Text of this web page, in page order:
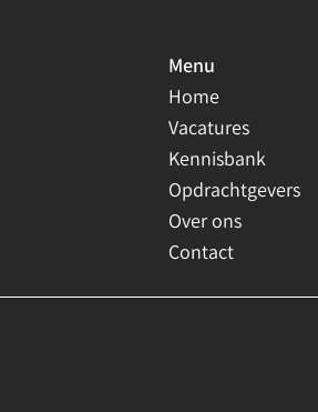
Menu
Home
Vacatures
Kennisbank
Opdrachtgevers
Over ons
Contact